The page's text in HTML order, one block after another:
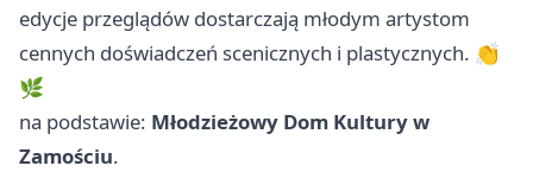
edycje przeglądów dostarczają młodym artystom
cennych doświadczeń scenicznych i plastycznych. 👏
🌿
na podstawie: Młodzieżowy Dom Kultury w
Zamościu.